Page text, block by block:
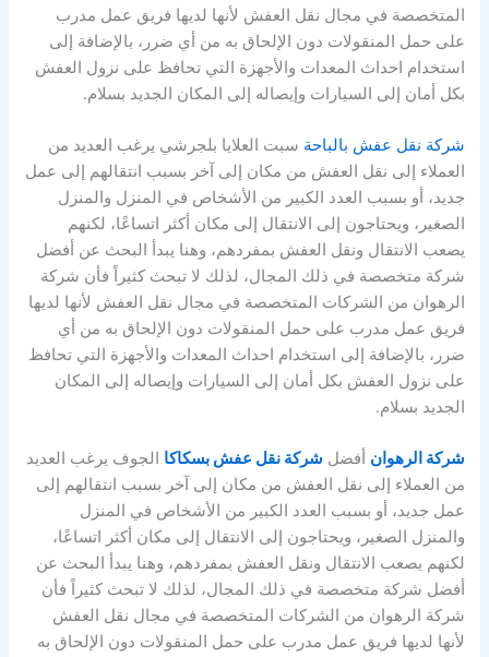
المتخصصة في مجال نقل العفش لأنها لديها فريق عمل مدرب
على حمل المنقولات دون الإلحاق به من أي ضرر، بالإضافة إلى
استخدام احداث المعدات والأجهزة التي تحافظ على نزول العفش
بكل أمان إلى السيارات وإيصاله إلى المكان الجديد بسلام.
شركة نقل عفش بالباحة سبت العلايا بلجرشي يرغب العديد من
العملاء إلى نقل العفش من مكان إلى آخر بسبب انتقالهم إلى عمل
جديد، أو بسبب العدد الكبير من الأشخاص في المنزل والمنزل
الصغير، ويحتاجون إلى الانتقال إلى مكان أكثر اتساعًا، لكنهم
يصعب الانتقال ونقل العفش بمفردهم، وهنا يبدأ البحث عن أفضل
شركة متخصصة في ذلك المجال، لذلك لا تبحث كثيراً فأن شركة
الرهوان من الشركات المتخصصة في مجال نقل العفش لأنها لديها
فريق عمل مدرب على حمل المنقولات دون الإلحاق به من أي
ضرر، بالإضافة إلى استخدام احداث المعدات والأجهزة التي تحافظ
على نزول العفش بكل أمان إلى السيارات وإيصاله إلى المكان
الجديد بسلام.
شركة الرهوان أفضل شركة نقل عفش بسكاكا الجوف يرغب العديد
من العملاء إلى نقل العفش من مكان إلى آخر بسبب انتقالهم إلى
عمل جديد، أو بسبب العدد الكبير من الأشخاص في المنزل
والمنزل الصغير، ويحتاجون إلى الانتقال إلى مكان أكثر اتساعًا،
لكنهم يصعب الانتقال ونقل العفش بمفردهم، وهنا يبدأ البحث عن
أفضل شركة متخصصة في ذلك المجال، لذلك لا تبحث كثيراً فأن
شركة الرهوان من الشركات المتخصصة في مجال نقل العفش
لأنها لديها فريق عمل مدرب على حمل المنقولات دون الإلحاق به